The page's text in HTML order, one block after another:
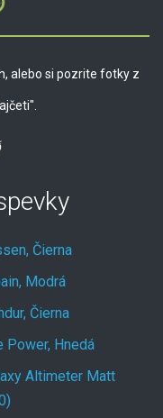
alebo si pozrite fotky z
Čierna
Modrá
Čierna
Power, Hnedá
Altimeter Matt